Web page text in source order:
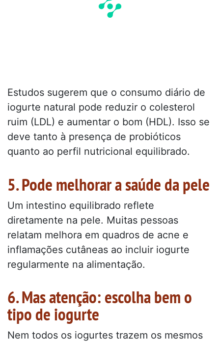
Estudos sugerem que o consumo diário de
iogurte natural pode reduzir o colesterol
ruim (LDL) e aumentar o bom (HDL). Isso se
deve tanto à presença de probióticos
quanto ao perfil nutricional equilibrado.
5. Pode melhorar a saúde da pele
Um intestino equilibrado reflete
diretamente na pele. Muitas pessoas
relatam melhora em quadros de acne e
inflamações cutâneas ao incluir iogurte
regularmente na alimentação.
6. Mas atenção: escolha bem o
tipo de iogurte
Nem todos os iogurtes trazem os mesmos